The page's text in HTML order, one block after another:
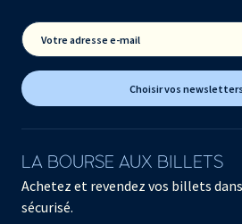
Votre adresse e-mail
Choisir vos newsletters
LA BOURSE AUX BILLETS
Achetez et revendez vos billets
sécurisé.